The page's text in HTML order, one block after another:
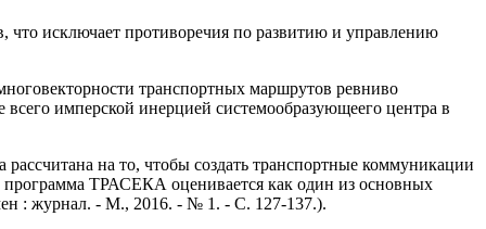
исключает противоречия по развитию и управлению
транспортных маршрутов ревниво
имперской инерцией системообразующеего центра в
на то, чтобы создать транспортные коммуникации
ТРАСЕКА оценивается как один из основных
: журнал. - М., 2016. - № 1. - С. 127-137.).